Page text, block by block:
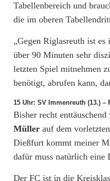
Tabellenbereich und
die im oberen
„Gegen Riglasreuth ist es
über 90 Minuten sehr
letzten Spiel mitnehmen
benötigt, abrufen kann,
15 Uhr: SV Immenreuth (13.) –
Bisher recht
Müller auf dem
Dießfurt kommt meiner
dafür muss natürlich eine
Der FC ist in die